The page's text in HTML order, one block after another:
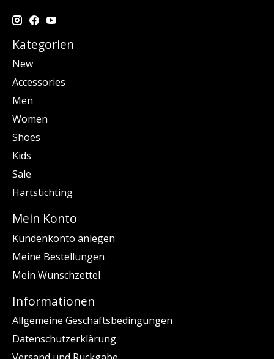
Kategorien
New
Accessories
Men
Women
Shoes
Kids
Sale
Hartstichting
Mein Konto
Kundenkonto anlegen
Meine Bestellungen
Mein Wunschzettel
Informationen
Allgemeine Geschäftsbedingungen
Datenschutzerklärung